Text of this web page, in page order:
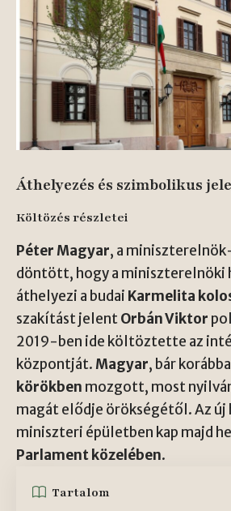
Áthelyezés és szimbolikus
Költözés részletei
Péter Magyar, a
döntött, hogy a miniszterelnöki
áthelyezi a budai Karmelita
szakítást jelentOrbán Viktor
2019-ben ide költöztette az
központját.Magyar, bár
körökben mozgott, most
magát elődje örökségétől. Az új
miniszteri épületben kap majd
Parlament közelében.
Tartalom